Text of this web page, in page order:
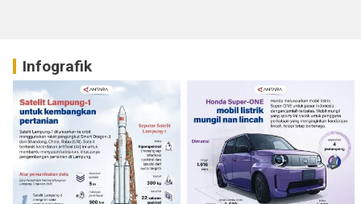
Infografik